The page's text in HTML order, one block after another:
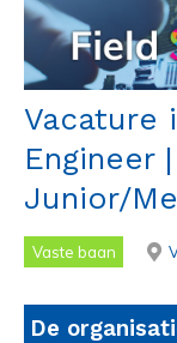
Vacature
Engineer
Junior/
Vaste baan
De